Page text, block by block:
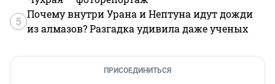
5
Почему внутри Урана и Нептуна идут дожди
из алмазов? Разгадка удивила даже ученых
ПРИСОЕДИНИТЬСЯ